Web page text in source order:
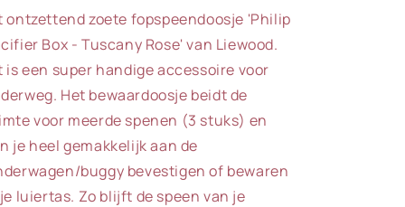
ontzettend zoete fopspeendoosje 'Philip
Box - Tuscany Rose' van Liewood.
is een super handige accessoire voor
Het bewaardoosje beidt de
voor meerde spenen (3 stuks) en
je heel gemakkelijk aan de
buggy bevestigen of bewaren
luiertas. Zo blijft de speen van je